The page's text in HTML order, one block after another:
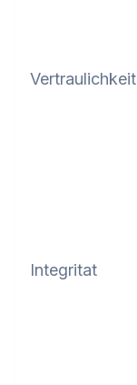
Vertraulichkeit
Integritat